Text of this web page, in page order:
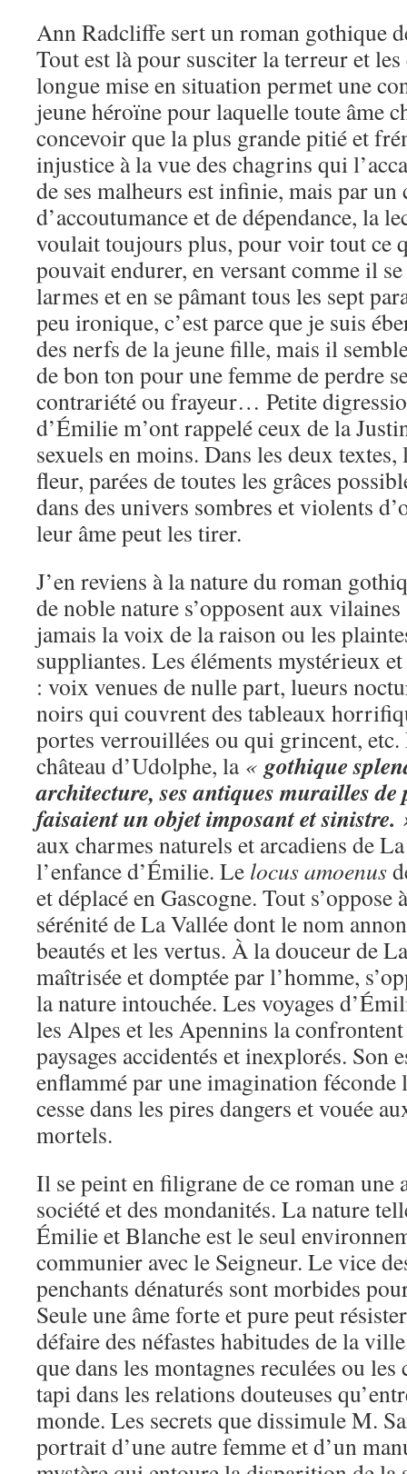
Ann Radcliffe sert un roman gothique
Tout est là pour susciter la terreur et
longue mise en situation permet une
jeune héroïne pour laquelle toute âme
concevoir que la plus grande pitié et
injustice à la vue des chagrins qui
de ses malheurs est infinie, mais par
d’accoutumance et de dépendance, la
voulait toujours plus, pour voir tout ce
pouvait endurer, en versant comme il
larmes et en se pâmant tous les sept
peu ironique, c’est parce que je suis
des nerfs de la jeune fille, mais il
de bon ton pour une femme de perdre
contrariété ou frayeur… Petite
d’Émilie m’ont rappelé ceux de la
sexuels en moins. Dans les deux
fleur, parées de toutes les grâces
dans des univers sombres et violents
leur âme peut les tirer.
J’en reviens à la nature du roman
de noble nature s’opposent aux
jamais la voix de la raison ou les
suppliantes. Les éléments mystérieux
: voix venues de nulle part, lueurs
noirs qui couvrent des tableaux
portes verrouillées ou qui grincent,
château d’Udolphe, la « gothique
architecture, ses antiques murailles
faisaient un objet imposant et sinistre.
aux charmes naturels et arcadiens de
l’enfance d’Émilie. Le locus amoenus
et déplacé en Gascogne. Tout s’oppose
sérénité de La Vallée dont le nom
beautés et les vertus. À la douceur de
maîtrisée et domptée par l’homme,
la nature intouchée. Les voyages
les Alpes et les Apennins la
paysages accidentés et inexplorés. Son
enflammé par une imagination féconde
cesse dans les pires dangers et vouée
mortels.
Il se peint en filigrane de ce roman une
société et des mondanités. La nature
Émilie et Blanche est le seul
communier avec le Seigneur. Le vice
penchants dénaturés sont morbides
Seule une âme forte et pure peut
défaire des néfastes habitudes de la
que dans les montagnes reculées ou
tapi dans les relations douteuses
monde. Les secrets que dissimule M.
portrait d’une autre femme et d’un